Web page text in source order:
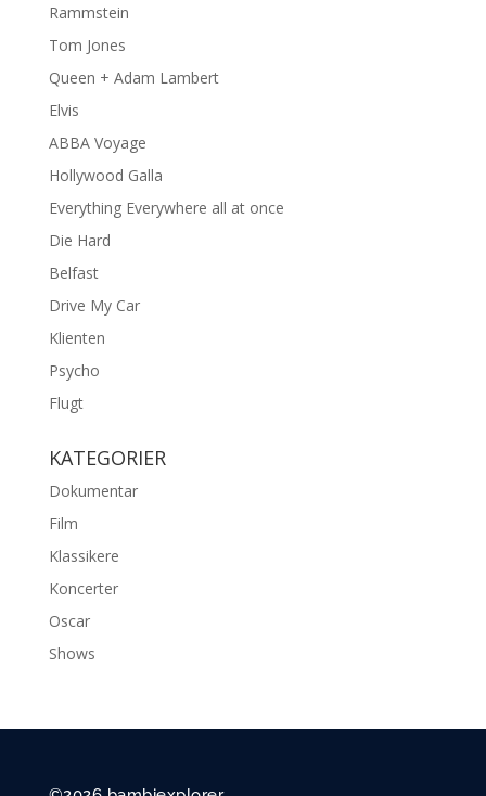
Rammstein
Tom Jones
Queen + Adam Lambert
Elvis
ABBA Voyage
Hollywood Galla
Everything Everywhere all at once
Die Hard
Belfast
Drive My Car
Klienten
Psycho
Flugt
KATEGORIER
Dokumentar
Film
Klassikere
Koncerter
Oscar
Shows